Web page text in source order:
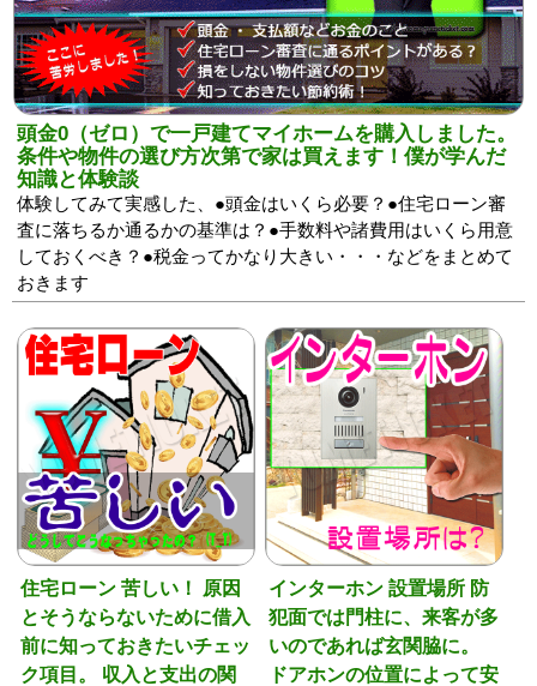
頭金0（ゼロ）で一戸建てマイホームを購入しました。
条件や物件の選び方次第で家は買えます！僕が学んだ
知識と体験談
体験してみて実感した、●頭金はいくら必要？●住宅ローン審
査に落ちるか通るかの基準は？●手数料や諸費用はいくら用意
しておくべき？●税金ってかなり大きい・・・などをまとめて
おきます
住宅ローン 苦しい！ 原因
とそうならないために借入
前に知っておきたいチェッ
ク項目。 収入と支出の関
インターホン 設置場所 防
犯面では門柱に、来客が多
いのであれば玄関脇に。
ドアホンの位置によって安